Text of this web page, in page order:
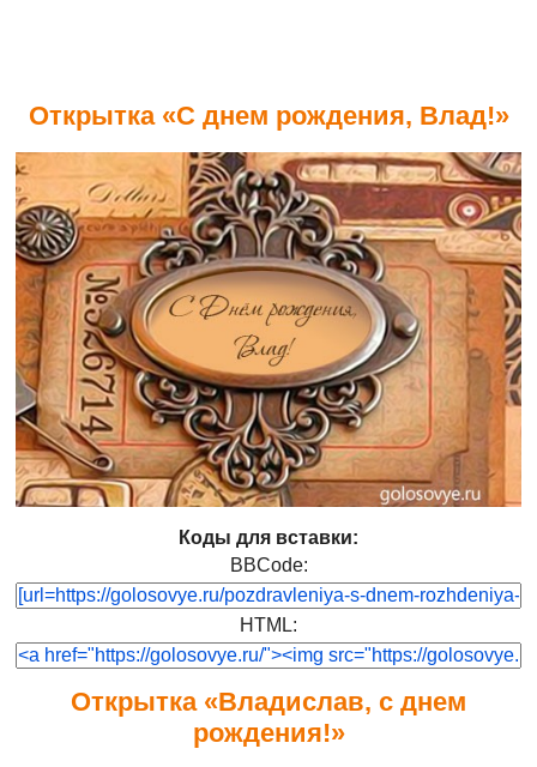
Открытка «С днем рождения, Влад!»
Коды для вставки:
BBCode:
HTML:
Открытка «Владислав, с днем
рождения!»